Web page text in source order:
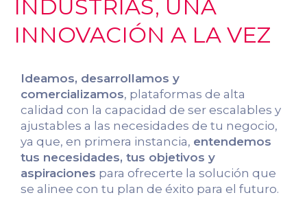
INDUSTRIAS, UNA
INNOVACIÓN A LA VEZ
Ideamos, desarrollamos y
comercializamos, plataformas de alta
calidad con la capacidad de ser escalables y
ajustables a las necesidades de tu negocio,
ya que, en primera instancia, entendemos
tus necesidades, tus objetivos y
aspiraciones para ofrecerte la solución que
se alinee con tu plan de éxito para el futuro.